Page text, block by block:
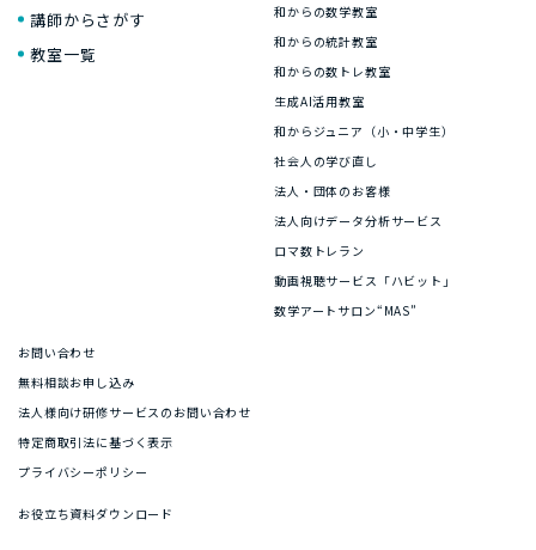
講師からさがす
教室一覧
和からの数学教室
和からの統計教室
和からの数トレ教室
生成AI活用教室
和からジュニア（小・中学生）
社会人の学び直し
法人・団体のお客様
法人向けデータ分析サービス
ロマ数トレラン
動画視聴サービス「ハビット」
数学アートサロン“MAS”
お問い合わせ
無料相談お申し込み
法人様向け研修サービスのお問い合わせ
特定商取引法に基づく表示
プライバシーポリシー
お役立ち資料ダウンロード